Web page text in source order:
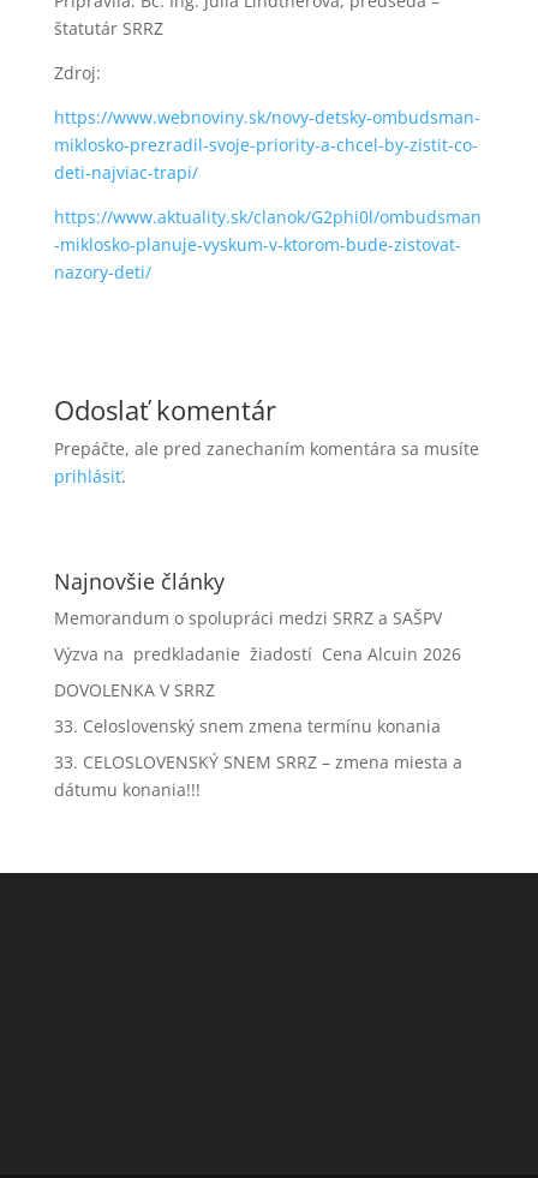
štatutár SRRZ
Zdroj:
https://www.webnoviny.sk/novy-detsky-ombudsman-
miklosko-prezradil-svoje-priority-a-chcel-by-zistit-co-
deti-najviac-trapi/
https://www.aktuality.sk/clanok/G2phi0l/ombudsman
-miklosko-planuje-vyskum-v-ktorom-bude-zistovat-
nazory-deti/
Odoslať komentár
Prepáčte, ale pred zanechaním komentára sa musíte
prihlásiť.
Najnovšie články
Memorandum o spolupráci medzi SRRZ a SAŠPV
Výzva na predkladanie žiadostí Cena Alcuin 2026
DOVOLENKA V SRRZ
33. Celoslovenský snem zmena termínu konania
33. CELOSLOVENSKÝ SNEM SRRZ – zmena miesta a
dátumu konania!!!